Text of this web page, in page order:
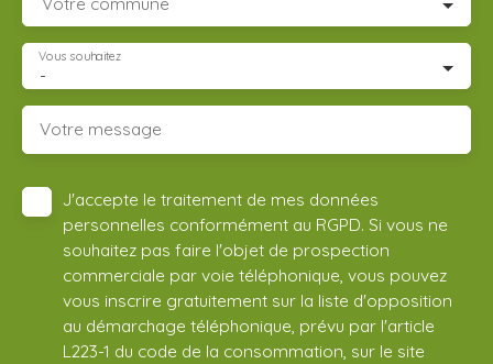
-
Vous souhaitez
Votre message
J'accepte le traitement de mes données
personnelles conformément au RGPD. Si vous ne
souhaitez pas faire l'objet de prospection
commerciale par voie téléphonique, vous pouvez
vous inscrire gratuitement sur la liste d'opposition
au démarchage téléphonique, prévu par l'article
L223-1 du code de la consommation, sur le site